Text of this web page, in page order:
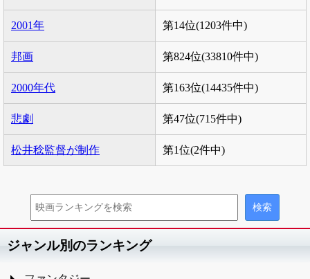
2001年 第14位(1203件中)
邦画 第824位(33810件中)
2000年代 第163位(14435件中)
悲劇 第47位(715件中)
松井稔監督が制作 第1位(2件中)
ジャンル別のランキング